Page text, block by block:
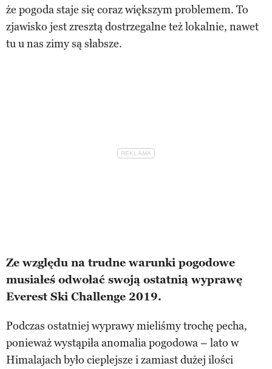
że pogoda staje się coraz większym problemem. To
zjawisko jest zresztą dostrzegalne też lokalnie, nawet
tu u nas zimy są słabsze.
Ze względu na trudne warunki pogodowe
musiałeś odwołać swoją ostatnią wyprawę
Everest Ski Challenge 2019.
Podczas ostatniej wyprawy mieliśmy trochę pecha,
ponieważ wystąpiła anomalia pogodowa – lato w
Himalajach było cieplejsze i zamiast dużej ilości